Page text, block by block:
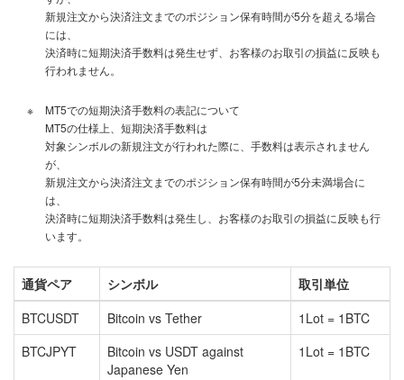
新規注文から決済注文までのポジション保有時間が5分を超える場合
には、
決済時に短期決済手数料は発生せず、お客様のお取引の損益に反映も
行われません。
※
MT5での短期決済手数料の表記について
MT5の仕様上、短期決済手数料は
対象シンボルの新規注文が行われた際に、手数料は表示されません
が、
新規注文から決済注文までのポジション保有時間が5分未満場合に
は、
決済時に短期決済手数料は発生し、お客様のお取引の損益に反映も行
います。
通貨ペア シンボル
取引単位
BTCUSDT
Bitcoin vs Tether
1Lot = 1BTC
BTCJPYT
Bitcoin vs USDT against
Japanese Yen
1Lot = 1BTC